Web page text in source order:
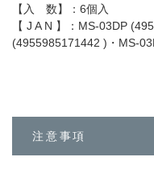
【入 数】：6個入
【 J A N 】：MS-03DP
(4955985171442 )・MS-
注意事項